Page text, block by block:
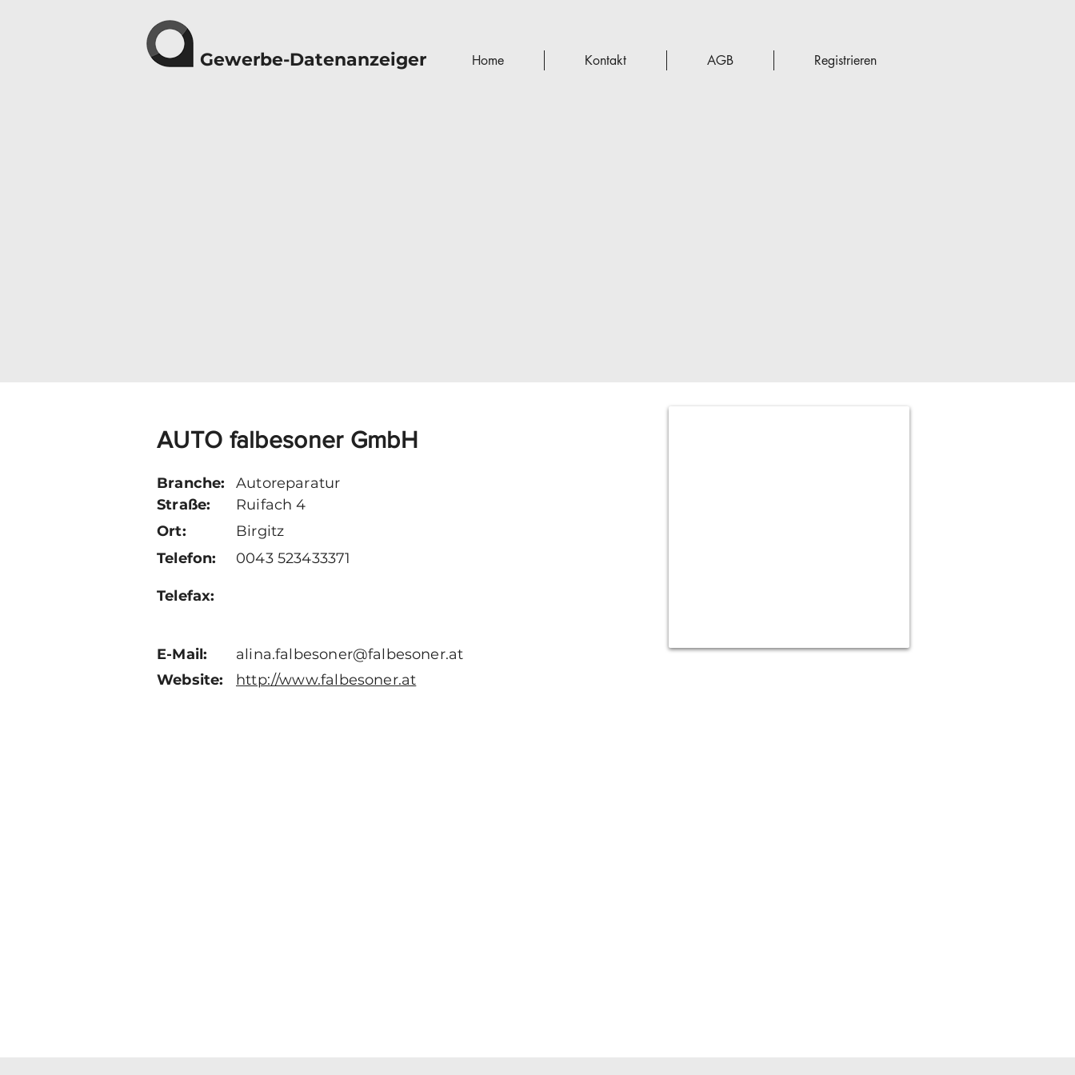
Gewerbe-Datenanzeiger Home Kontakt AGB Registrieren
AUTO falbesoner GmbH
Branche:
Straße:
Autoreparatur
Ruifach 4
Ort:
Birgitz
Telefon:
0043 523433371
Telefax:
E-Mail:
alina.falbesoner@falbesoner.at
Website:
http://www.falbesoner.at